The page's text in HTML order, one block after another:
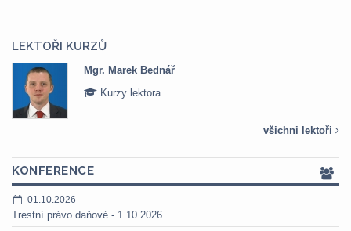
LEKTOŘI KURZŮ
Mgr. Marek Bednář
Kurzy lektora
všichni lektoři
KONFERENCE
01.10.2026
Trestní právo daňové - 1.10.2026